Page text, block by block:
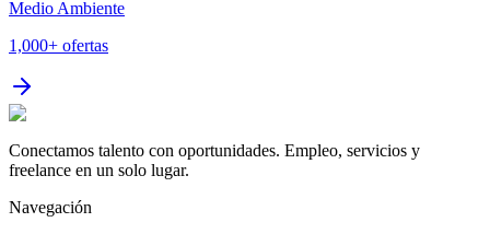
Medio Ambiente
1,000+ ofertas
Conectamos talento con oportunidades. Empleo, servicios y
freelance en un solo lugar.
Navegación